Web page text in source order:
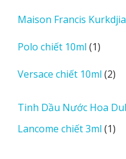
Maison Francis
Polo chiết 10ml 11
phẩm
Versace chiết 10ml 22
Tinh Dầu Nước Hoa
Lancome chiết 3ml 11